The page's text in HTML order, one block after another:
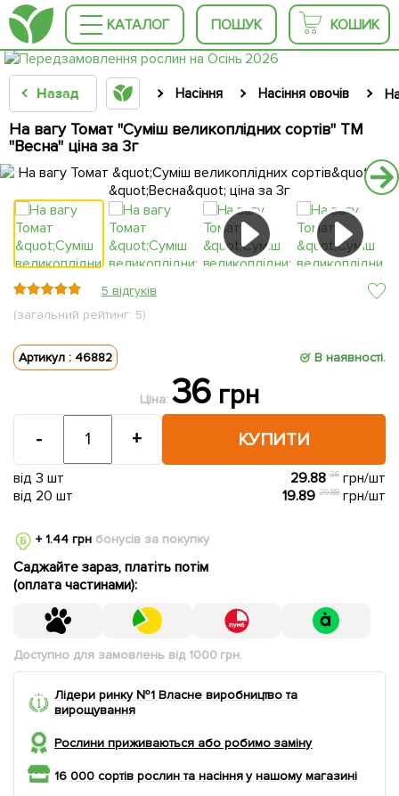
КАТАЛОГ ПОШУК КОШИК
Назад Насіння Насіння овочів
На вагу Томат "Суміш великоплідних сортів" ТМ
"Весна" ціна за 3г
5 відгуків
(загальний рейтинг: 5)
Артикул : 46882 В наявності.
Ціна: 36 грн
КУПИТИ
- +
від 3 шт 29.8836 грн/шт
від 20 шт
19.8929.88 грн/шт
+ 1.44 грнбонусів за покупку
Саджайте зараз, платіть потім
(оплата частинами):
Доступно для замовлень від 1000 грн.
Лідери ринку №1 Власне виробництво та
вирощування
Рослини приживаються або робимо заміну
16 000 сортів рослин та насіння у нашому магазині